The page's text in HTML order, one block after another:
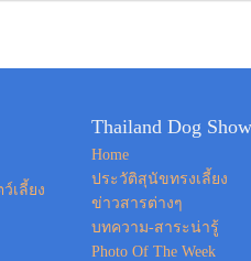
เลี้ยง
Thailand Dog Show
Home
ประวัติสุนัขทรงเลี้ยง
ข่าวสารต่างๆ
บทความ-สาระน่ารู้
Photo Of The Week